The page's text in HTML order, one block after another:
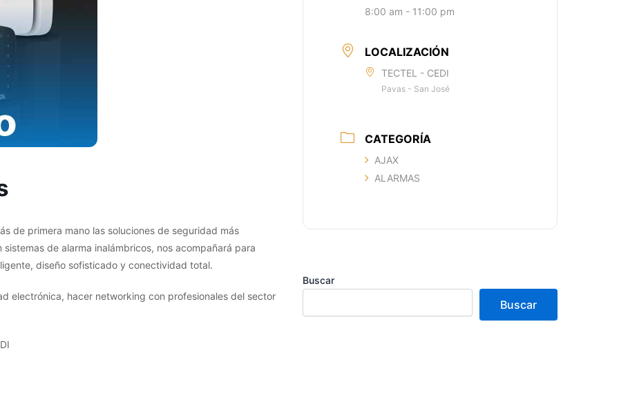
de primera mano las soluciones de seguridad más
de alarma inalámbricos, nos acompañará para
diseño sofisticado y conectividad total.
electrónica, hacer networking con profesionales del sector
8:00 am - 11:00 pm
LOCALIZACIÓN
TECTEL - CEDI
Pavas - San José
CATEGORÍA
AJAX
ALARMAS
Buscar
Buscar